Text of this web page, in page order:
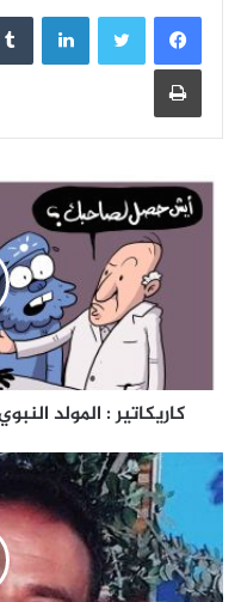
طباعة
كاريكاتير : المولد